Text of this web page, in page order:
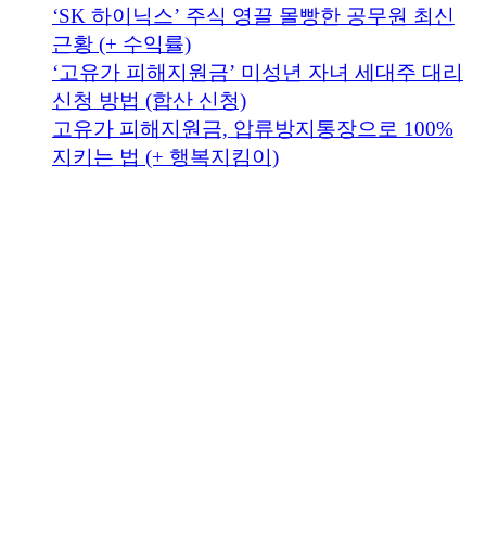
‘SK 하이닉스’ 주식 영끌 몰빵한 공무원 최신
근황 (+ 수익률)
‘고유가 피해지원금’ 미성년 자녀 세대주 대리
신청 방법 (합산 신청)
고유가 피해지원금, 압류방지통장으로 100%
지키는 법 (+ 행복지킴이)